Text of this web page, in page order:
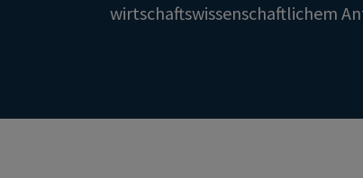
wirtschaftswissenschaftlichem